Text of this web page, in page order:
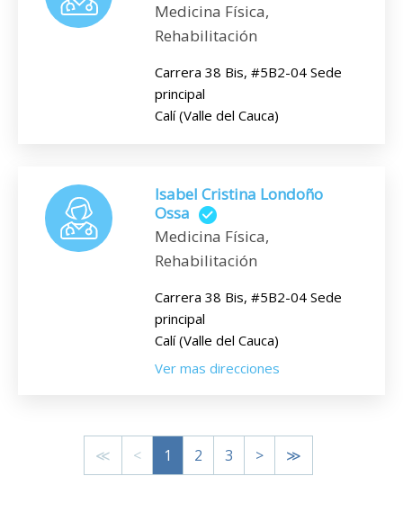
Medicina Física,
Rehabilitación
Carrera 38 Bis, #5B2-04 Sede
principal
Calí (Valle del Cauca)
Isabel Cristina Londoño
Ossa
Medicina Física,
Rehabilitación
Carrera 38 Bis, #5B2-04 Sede
principal
Calí (Valle del Cauca)
Ver mas direcciones
≪ < 1 2 3 > ≫